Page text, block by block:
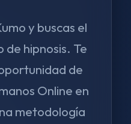
y buscas el
hipnosis. Te
de
Online en
metodología